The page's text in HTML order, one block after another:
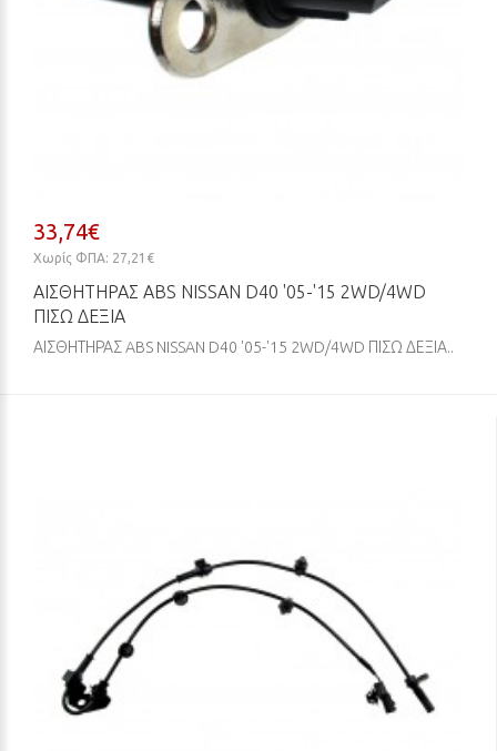
33,74€
Χωρίς ΦΠΑ: 27,21€
ΑΙΣΘΗΤΗΡΑΣ ABS NISSAN D40 '05-'15 2WD/4WD
ΠΙΣΩ ΔΕΞΙΑ
ΑΙΣΘΗΤΗΡΑΣ ABS NISSAN D40 '05-'15 2WD/4WD ΠΙΣΩ ΔΕΞΙΑ..